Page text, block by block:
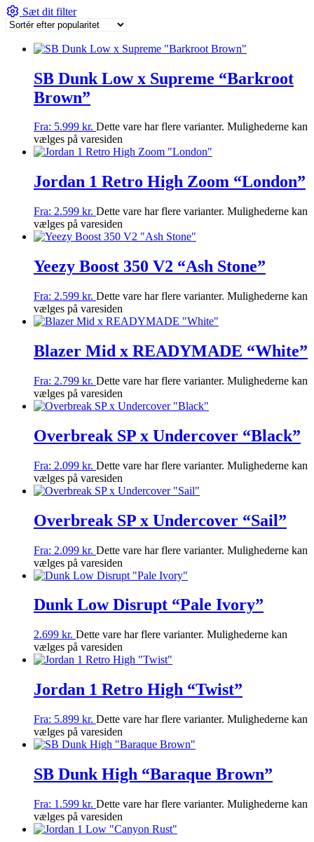
Sæt dit filter
SB Dunk Low x Supreme “Barkroot
Brown”
Fra: 5.999 kr. Dette vare har flere varianter. Mulighederne kan
vælges på varesiden
Jordan 1 Retro High Zoom “London”
Fra: 2.599 kr. Dette vare har flere varianter. Mulighederne kan
vælges på varesiden
Yeezy Boost 350 V2 “Ash Stone”
Fra: 2.599 kr. Dette vare har flere varianter. Mulighederne kan
vælges på varesiden
Blazer Mid x READYMADE “White”
Fra: 2.799 kr. Dette vare har flere varianter. Mulighederne kan
vælges på varesiden
Overbreak SP x Undercover “Black”
Fra: 2.099 kr. Dette vare har flere varianter. Mulighederne kan
vælges på varesiden
Overbreak SP x Undercover “Sail”
Fra: 2.099 kr. Dette vare har flere varianter. Mulighederne kan
vælges på varesiden
Dunk Low Disrupt “Pale Ivory”
2.699 kr. Dette vare har flere varianter. Mulighederne kan
vælges på varesiden
Jordan 1 Retro High “Twist”
Fra: 5.899 kr. Dette vare har flere varianter. Mulighederne kan
vælges på varesiden
SB Dunk High “Baraque Brown”
Fra: 1.599 kr. Dette vare har flere varianter. Mulighederne kan
vælges på varesiden